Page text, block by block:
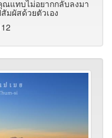
แทบไม่อยากกลับลงมา
มผัสด้วยตัวเอง